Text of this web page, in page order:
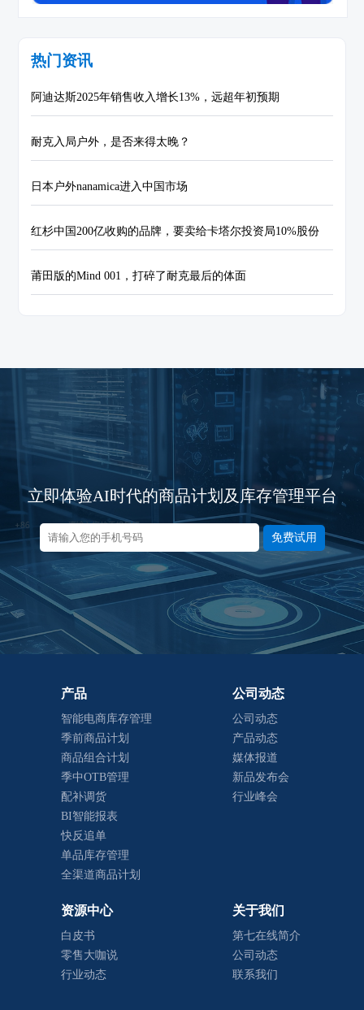
热门资讯
阿迪达斯2025年销售收入增长13%，远超年初预期
耐克入局户外，是否来得太晚？
日本户外nanamica进入中国市场
红杉中国200亿收购的品牌，要卖给卡塔尔投资局10%股份
莆田版的Mind 001，打碎了耐克最后的体面
立即体验AI时代的商品计划及库存管理平台
免费试用
产品
智能电商库存管理
季前商品计划
商品组合计划
季中OTB管理
配补调货
BI智能报表
快反追单
单品库存管理
全渠道商品计划
公司动态
公司动态
产品动态
媒体报道
新品发布会
行业峰会
资源中心
白皮书
零售大咖说
行业动态
关于我们
第七在线简介
公司动态
联系我们